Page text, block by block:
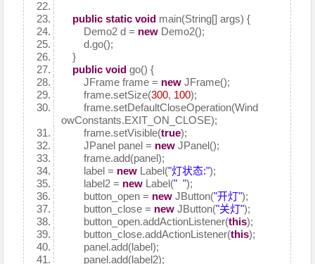
public static void main(String[] args) {
Demo2 d = new Demo2();
d.go();
}
public void go() {
JFrame frame = new JFrame();
frame.setSize(300, 100);
frame.setDefaultCloseOperation(Wind
owConstants.EXIT_ON_CLOSE);
frame.setVisible(true);
JPanel panel = new JPanel();
frame.add(panel);
label = new Label("灯状态:");
label2 = new Label(" ");
button_open = new JButton("开灯");
button_close = new JButton("关灯");
button_open.addActionListener(this);
button_close.addActionListener(this);
panel.add(label);
panel.add(label2);